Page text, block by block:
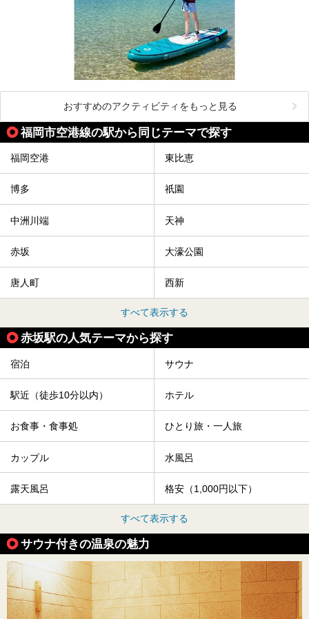
おすすめのアクティビティをもっと見る
福岡市空港線の駅から同じテーマで探す
福岡空港 東比恵
博多 祇園
中洲川端 天神
赤坂 大濠公園
唐人町 西新
すべて表示する
赤坂駅の人気テーマから探す
宿泊 サウナ
駅近（徒歩10分以内） ホテル
お食事・食事処 ひとり旅・一人旅
カップル 水風呂
露天風呂 格安（1,000円以下）
すべて表示する
サウナ付きの温泉の魅力